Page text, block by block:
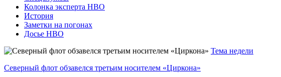
Колонка эксперта НВО
История
Заметки на погонах
Досье НВО
Тема недели
Северный флот обзавелся третьим носителем «Циркона»